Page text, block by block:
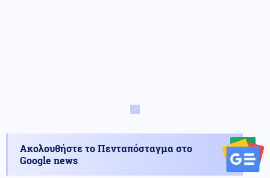
Ακολουθήστε το Πενταπόσταγμα στο
Google news